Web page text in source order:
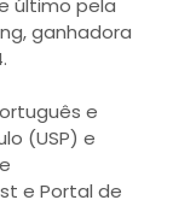
último pela
ganhadora
e
(USP) e
e Portal de